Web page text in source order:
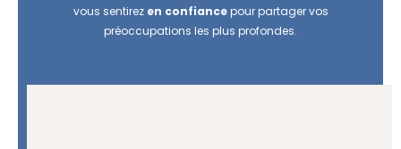
vous sentirez en confiancepour partager vos
préoccupations les plus profondes.